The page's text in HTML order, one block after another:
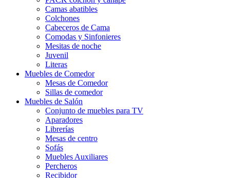
Camas abatibles
Colchones
Cabeceros de Cama
Comodas y Sinfonieres
Mesitas de noche
Juvenil
Literas
Muebles de Comedor
Mesas de Comedor
Sillas de comedor
Muebles de Salón
Conjunto de muebles para TV
Aparadores
Librerías
Mesas de centro
Sofás
Muebles Auxiliares
Percheros
Recibidor